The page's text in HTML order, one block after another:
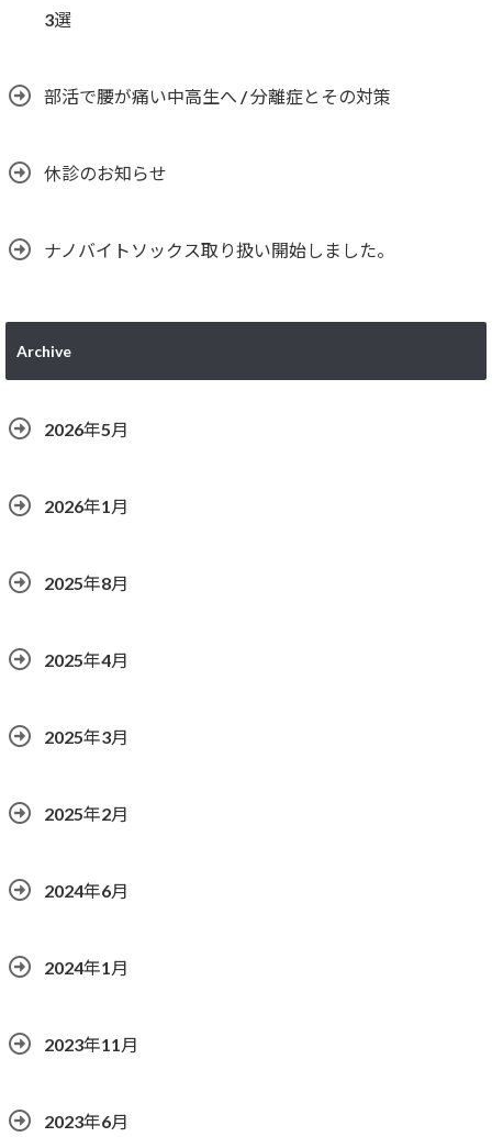
3選
部活で腰が痛い中高生へ / 分離症とその対策
休診のお知らせ
ナノバイトソックス取り扱い開始しました。
Archive
2026年5月
2026年1月
2025年8月
2025年4月
2025年3月
2025年2月
2024年6月
2024年1月
2023年11月
2023年6月